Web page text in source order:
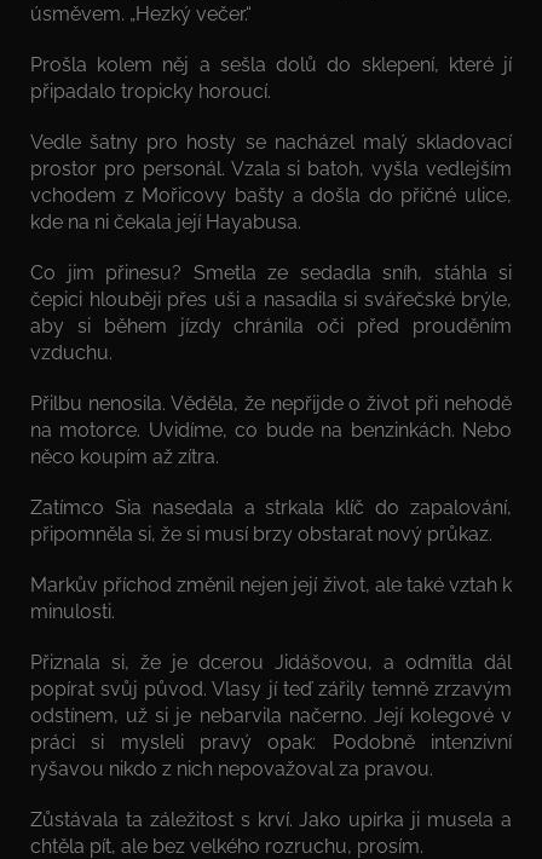
úsměvem. „Hezký večer.“
Prošla kolem něj a sešla dolů do sklepení, které jí
připadalo tropicky horoucí.
Vedle šatny pro hosty se nacházel malý skladovací
prostor pro personál. Vzala si batoh, vyšla vedlejším
vchodem z Mořicovy bašty a došla do příčné ulice,
kde na ni čekala její Hayabusa.
Co jim přinesu? Smetla ze sedadla sníh, stáhla si
čepici hlouběji přes uši a nasadila si svářečské brýle,
aby si během jízdy chránila oči před prouděním
vzduchu.
Přilbu nenosila. Věděla, že nepřijde o život při nehodě
na motorce. Uvidíme, co bude na benzinkách. Nebo
něco koupím až zítra.
Zatímco Sia nasedala a strkala klíč do zapalování,
připomněla si, že si musí brzy obstarat nový průkaz.
Markův příchod změnil nejen její život, ale také vztah k
minulosti.
Přiznala si, že je dcerou Jidášovou, a odmítla dál
popírat svůj původ. Vlasy jí teď zářily temně zrzavým
odstínem, už si je nebarvila načerno. Její kolegové v
práci si mysleli pravý opak: Podobně intenzivní
ryšavou nikdo z nich nepovažoval za pravou.
Zůstávala ta záležitost s krví. Jako upírka ji musela a
chtěla pít, ale bez velkého rozruchu, prosím.